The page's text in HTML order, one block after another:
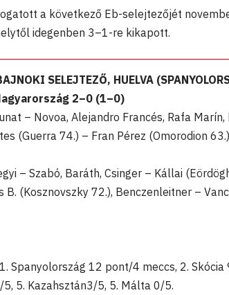
a következő Eb-selejtezőjét
idegenben 3–1-re kikapott.
SELEJTEZŐ, HUELVA
2–0 (1–0)
– Novoa, Alejandro Francés, Rafa
(Guerra 74.) – Fran Pérez (Omorodion
– Szabó, Baráth, Csinger – Kállai
B. (Kosznovszky 72.), Benczenleitner –
1. Spanyolország 12 pont/4 meccs, 2.
5, 5. Kazahsztán3/5, 5. Málta 0/5.